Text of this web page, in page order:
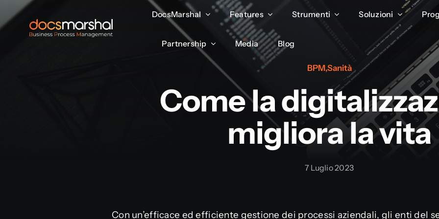
Salta
al
contenuto
DocsMarshal Features Strumenti Soluzioni
Partnership Media Blog
DocsMarshal Features Strumenti Soluzioni
Partnership Media Blog
BPM,Sanità
Come la
migliora la vita
7 Luglio 2023
Con un’efficace ed efficiente gestione dei processi aziendali, gli enti del